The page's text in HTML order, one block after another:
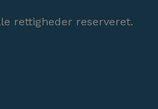
rettigheder reserveret.